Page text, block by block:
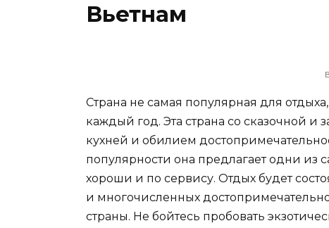
Вьетнам
Страна не самая популярная для
каждый год. Эта страна со сказочной и
кухней и обилием
популярности она предлагает одни из
хороши и по сервису. Отдых будет
и многочисленных
страны. Не бойтесь пробовать